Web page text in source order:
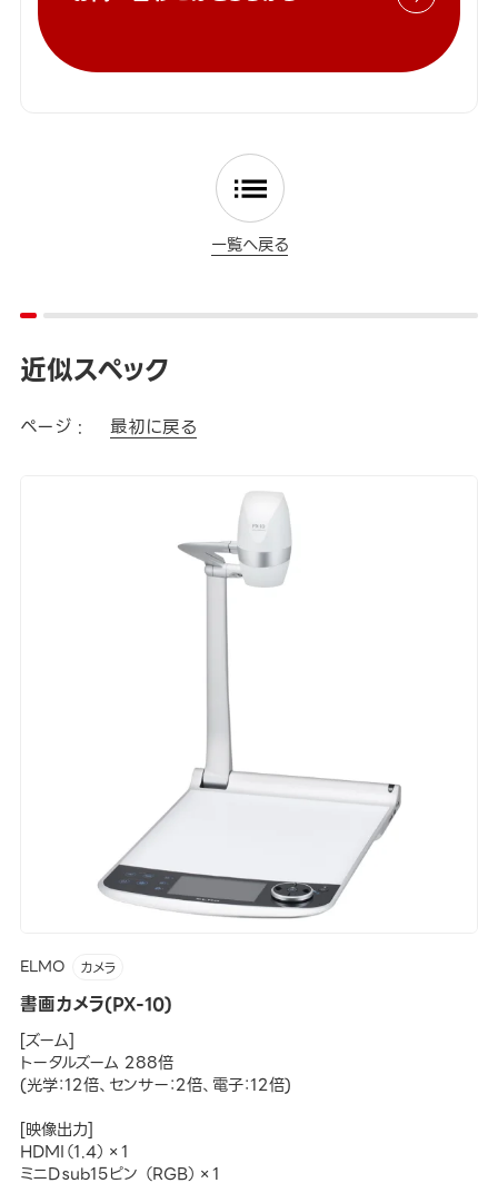
一覧へ戻る
近似スペック
ページ : 最初に戻る
ELMO カメラ
書画カメラ(PX-10)
[ズーム]
トータルズーム 288倍
(光学：12倍、センサー：2倍、電子：12倍)
[映像出力]
HDMI（1.4）×1
ミニDｓub15ピン （RGB）×1